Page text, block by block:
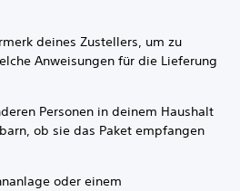
deines Zustellers, um zu
Anweisungen für die Lieferung
Personen in deinem Haushalt
ob sie das Paket empfangen
oder einem